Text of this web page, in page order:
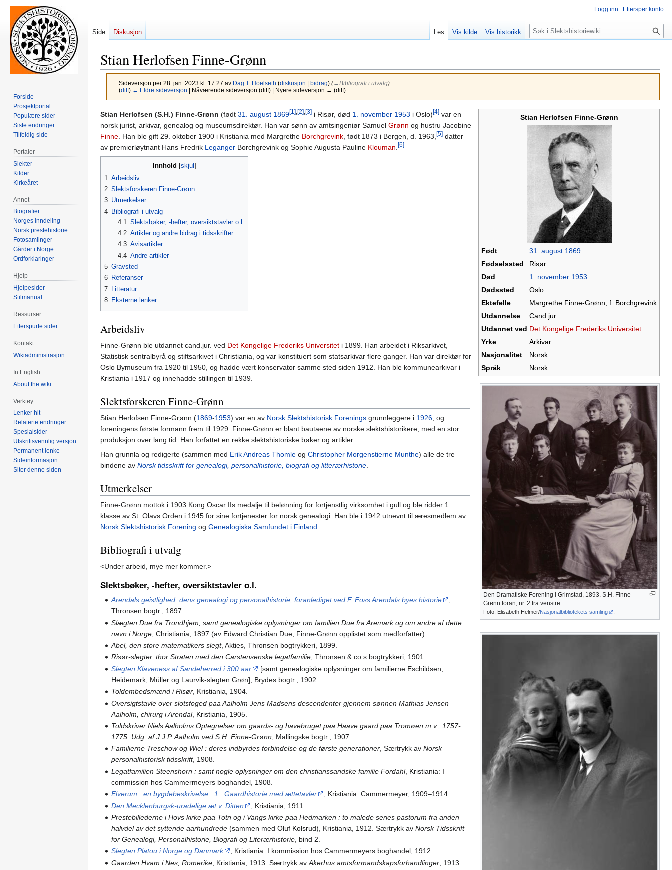
Stian Herlofsen Finne-Grønn
Sideversjon per 28. jan. 2023 kl. 17:27 av Dag T. Hoelseth (diskusjon bidrag) (→‎Bibliografi i utvalg)
(diff) ← Eldre sideversjon | Nåværende sideversjon (diff) | Nyere sideversjon → (diff)
Hopp
til
navigering
Hopp
til
søk
Stian Herlofsen Finne-Grønn
Født 31. august 1869
Fødselssted
Risør
Død
1. november 1953
Dødssted
Oslo
Ektefelle
Margrethe Finne-Grønn, f. Borchgrevink
Utdannelse
Cand.jur.
Utdannet ved Det Kongelige Frederiks Universitet
Yrke
Arkivar
Nasjonalitet
Norsk
Språk
Norsk
Den Dramatiske Forening i Grimstad, 1893. S.H. Finne-
Grønn foran, nr. 2 fra venstre.
Foto: Elisabeth Helmer/Nasjonalbibliotekets samling .
Stian Herlofsen (S.H.) Finne-Grønn (født 31. august 1869[1] [2] [3] i Risør, død 1. november 1953 i Oslo)[4] var en
norsk jurist, arkivar, genealog og museumsdirektør. Han var sønn av amtsingeniør Samuel Grønn og hustru Jacobine
Finne . Han ble gift 29. oktober 1900 i Kristiania med Margrethe Borchgrevink , født 1873 i Bergen, d. 1963, [5] datter
av premierløytnant Hans Fredrik Leganger Borchgrevink og Sophie Augusta Pauline Klouman [6]
Innhold
1 Arbeidsliv
2 Slektsforskeren Finne-Grønn
3 Utmerkelser
4 Bibliografi i utvalg
4.1 Slektsbøker, -hefter, oversiktstavler o.l.
4.2 Artikler og andre bidrag i tidsskrifter
4.3 Avisartikler
4.4 Andre artikler
5 Gravsted
6 Referanser
7 Litteratur
8 Eksterne lenker
Arbeidsliv
Finne-Grønn ble utdannet cand.jur. ved Det Kongelige Frederiks Universitet i 1899. Han arbeidet i Riksarkivet,
Statistisk sentralbyrå og stiftsarkivet i Christiania, og var konstituert som statsarkivar flere ganger. Han var direktør for
Oslo Bymuseum fra 1920 til 1950, og hadde vært konservator samme sted siden 1912. Han ble kommunearkivar i
Kristiania i 1917 og innehadde stillingen til 1939.
Slektsforskeren Finne-Grønn
Stian Herlofsen Finne-Grønn (1869-1953) var en av Norsk Slektshistorisk Forenings grunnleggere i 1926 , og
foreningens første formann frem til 1929. Finne-Grønn er blant bautaene av norske slektshistorikere, med en stor
produksjon over lang tid. Han forfattet en rekke slektshistoriske bøker og artikler.
Han grunnla og redigerte (sammen med Erik Andreas Thomle og Christopher Morgenstierne Munthe) alle de tre
bindene av Norsk tidsskrift for genealogi, personalhistorie, biografi og litterærhistorie
Utmerkelser
Finne-Grønn mottok i 1903 Kong Oscar IIs medalje til belønning for fortjenstlig virksomhet i gull og ble ridder 1.
klasse av St. Olavs Orden i 1945 for sine fortjenester for norsk genealogi. Han ble i 1942 utnevnt til æresmedlem av
Norsk Slektshistorisk Forening og Genealogiska Samfundet i Finland
Bibliografi i utvalg
<Under arbeid, mye mer kommer.>
Slektsbøker, -hefter, oversiktstavler o.l.
Arendals geistlighed; dens genealogi og personalhistorie, foranlediget ved F. Foss Arendals byes historie
,
Thronsen bogtr., 1897.
Slægten Due fra Trondhjem, samt genealogiske oplysninger om familien Due fra Aremark og om andre af dette
navn i Norge , Christiania, 1897 (av Edward Christian Due; Finne-Grønn opplistet som medforfatter).
Abel, den store matematikers slegt, Akties, Thronsen bogtrykkeri, 1899.
Risør-slegter. thor Straten med den Carstensenske legatfamilie, Thronsen & co.s bogtrykkeri, 1901.
Slegten Klaveness af Sandeherred i 300 aar
[samt genealogiske oplysninger om familierne Eschildsen,
Heidemark, Müller og Laurvik-slegten Grøn], Brydes bogtr., 1902.
Toldembedsmænd i Risør , Kristiania, 1904.
Oversigtstavle over slotsfoged paa Aalholm Jens Madsens descendenter gjennem sønnen Mathias Jensen
Aalholm, chirurg i Arendal, Kristiania, 1905.
Toldskriver Niels Aalholms Optegnelser om gaards- og havebruget paa Haave gaard paa Tromøen m.v., 1757-
1775. Udg. af J.J.P. Aalholm ved S.H. Finne-Grønn , Mallingske bogtr., 1907.
Familierne Treschow og Wiel : deres indbyrdes forbindelse og de første generationer, Særtrykk avNorsk
personalhistorisk tidsskrift, 1908.
Legatfamilien Steenshorn : samt nogle oplysninger om den christianssandske familie Fordahl, Kristiania: I
commission hos Cammermeyers boghandel, 1908.
Elverum : en bygdebeskrivelse : 1 : Gaardhistorie med ættetavler
, Kristiania: Cammermeyer, 1909–1914.
Den Mecklenburgsk-uradelige æt v. Ditten
, Kristiania, 1911.
Prestebillederne i Hovs kirke paa Totn og i Vangs kirke paa Hedmarken : to malede series pastorum fra anden
halvdel av det syttende aarhundrede (sammen med Oluf Kolsrud), Kristiania, 1912. Særtrykk avNorsk Tidsskrift
for Genealogi, Personalhistorie, Biografi og Literærhistorie , bind 2.
Slegten Platou i Norge og Danmark
, Kristiania: I kommission hos Cammermeyers boghandel, 1912.
Gaarden Hvam i Nes, Romerike , Kristiania, 1913. Særtrykk avAkerhus amtsformandskapsforhandlinger , 1913.
Logg inn Etterspør konto
Side Diskusjon Les Vis kilde Vis historikk
Søk
Forside
Prosjektportal
Populære sider
Siste endringer
Tilfeldig side
Portaler
Slekter
Kilder
Kirkeåret
Annet
Biografier
Norges inndeling
Norsk prestehistorie
Fotosamlinger
Gårder i Norge
Ordforklaringer
Hjelp
Hjelpesider
Stilmanual
Ressurser
Etterspurte sider
Kontakt
Wikiadministrasjon
In English
About the wiki
Verktøy
Lenker hit
Relaterte endringer
Spesialsider
Utskriftsvennlig versjon
Permanent lenke
Sideinformasjon
Siter denne siden